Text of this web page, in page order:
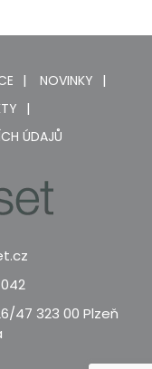
NOVINKY
ÚDAJŮ
47 323 00 Plzeň